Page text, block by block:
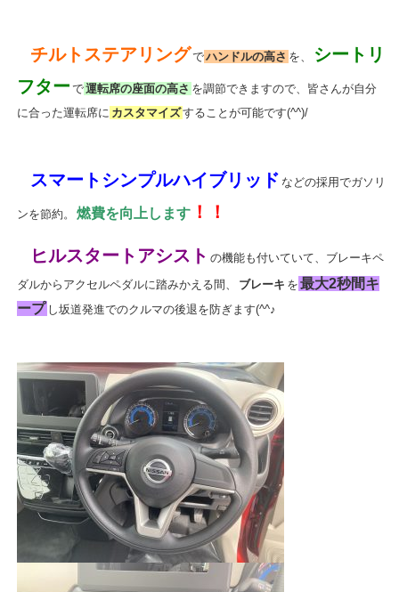
チルトステアリングでハンドルの高さ を、
シートリ
フター で運転席の座面の高さ を調節できますので、皆さんが自分
に合った運転席に カスタマイズすることが可能です(^^)/
スマートシンプルハイブリッド などの採用でガソリ
ンを節約。 燃費を向上します ！！
ヒルスタートアシスト の機能も付いていて、ブレーキペ
ダルからアクセルペダルに踏みかえる間、
ブレーキ を 最大2秒間キ
ープ し坂道発進でのクルマの後退を防ぎます(^^♪